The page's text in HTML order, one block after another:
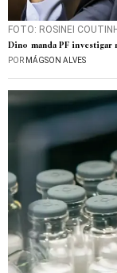
FOTO: ROSINEI
Dino manda PF investigar
POR MÁGSON ALVES